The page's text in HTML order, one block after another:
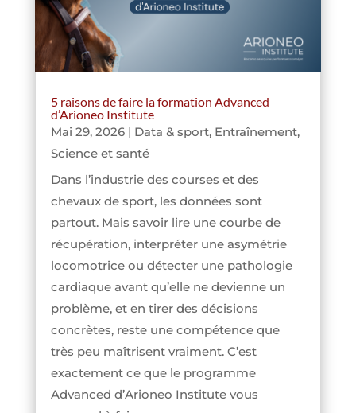
5 raisons de faire la formation Advanced
d’Arioneo Institute
Mai 29, 2026| Data & sport, Entraînement,
Science et santé
Dans l’industrie des courses et des
chevaux de sport, les données sont
partout. Mais savoir lire une courbe de
récupération, interpréter une asymétrie
locomotrice ou détecter une pathologie
cardiaque avant qu’elle ne devienne un
problème, et en tirer des décisions
concrètes, reste une compétence que
très peu maîtrisent vraiment. C’est
exactement ce que le programme
Advanced d’Arioneo Institute vous